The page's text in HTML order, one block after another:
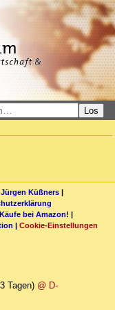
Los
Küßners |
Käufe bei Amazon! |
| Cookie-Einstellungen
Tagen) @ D-